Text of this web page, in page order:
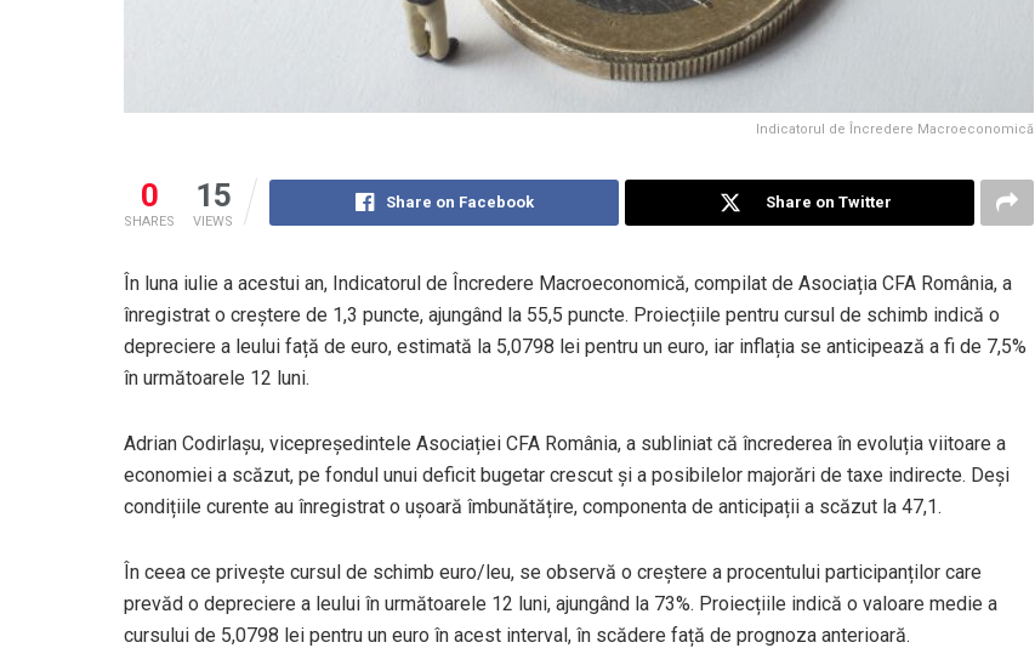
Indicatorul de Încredere Macroeconomică
0
SHARES
15
VIEWS
Share on Facebook Share on Twitter
În luna iulie a acestui an, Indicatorul de Încredere Macroeconomică, compilat de Asociația CFA România, a
înregistrat o creștere de 1,3 puncte, ajungând la 55,5 puncte. Proiecțiile pentru cursul de schimb indică o
depreciere a leului față de euro, estimată la 5,0798 lei pentru un euro, iar inflația se anticipează a fi de 7,5%
în următoarele 12 luni.
Adrian Codirlașu, vicepreședintele Asociației CFA România, a subliniat că încrederea în evoluția viitoare a
economiei a scăzut, pe fondul unui deficit bugetar crescut și a posibilelor majorări de taxe indirecte. Deși
condițiile curente au înregistrat o ușoară îmbunătățire, componenta de anticipații a scăzut la 47,1.
În ceea ce privește cursul de schimb euro/leu, se observă o creștere a procentului participanților care
prevăd o depreciere a leului în următoarele 12 luni, ajungând la 73%. Proiecțiile indică o valoare medie a
cursului de 5,0798 lei pentru un euro în acest interval, în scădere față de prognoza anterioară.